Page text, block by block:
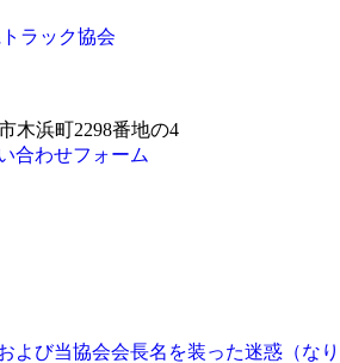
木浜町2298番地の4
合わせフォーム
よび当協会会長名を装った迷惑（なり